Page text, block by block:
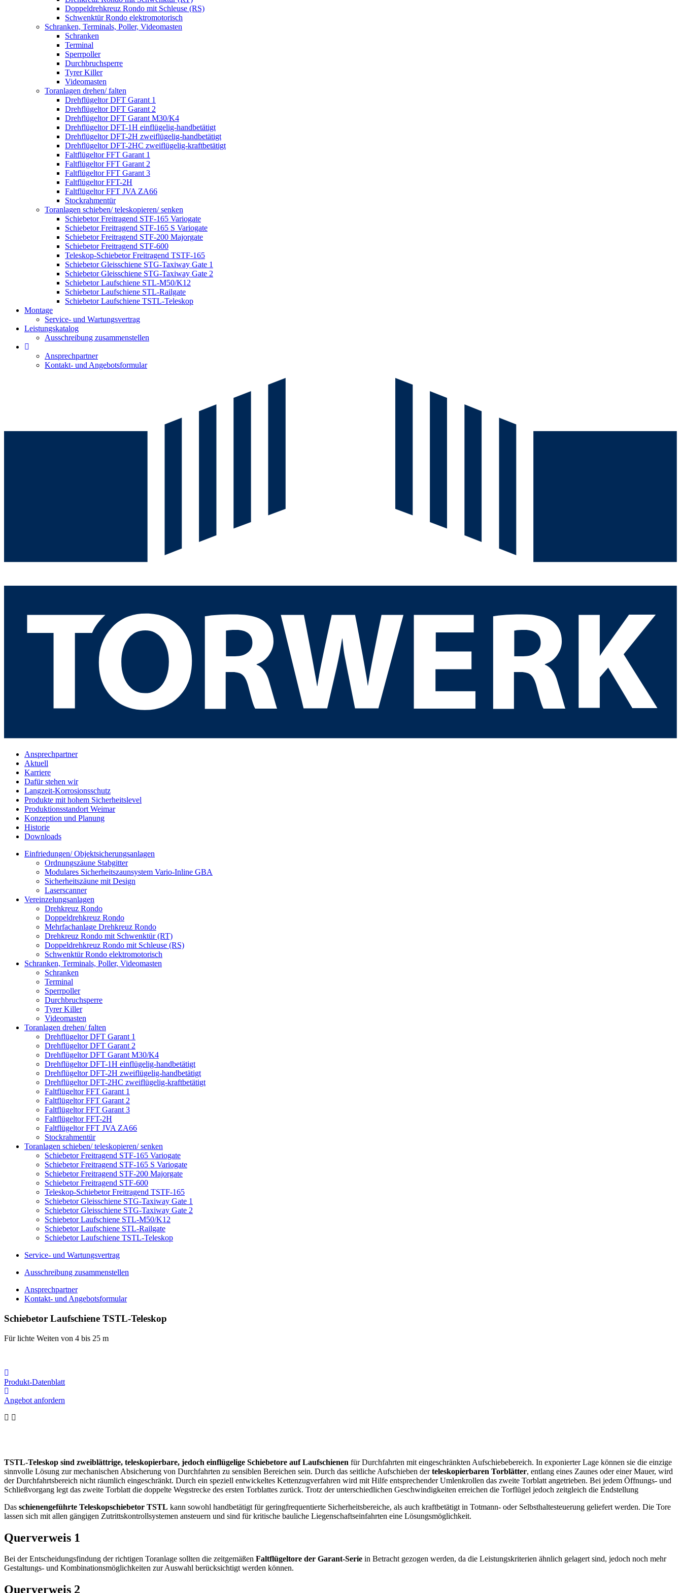
Doppeldrehkreuz Rondo mit Schleuse (RS)
Schwenktür Rondo elektromotorisch
Schranken, Terminals, Poller, Videomasten
Schranken
Terminal
Sperrpoller
Durchbruchsperre
Tyrer Killer
Videomasten
Toranlagen drehen/ falten
Drehflügeltor DFT Garant 1
Drehflügeltor DFT Garant 2
Drehflügeltor DFT Garant M30/K4
Drehflügeltor DFT-1H einflügelig-handbetätigt
Drehflügeltor DFT-2H zweiflügelig-handbetätigt
Drehflügeltor DFT-2HC zweiflügelig-kraftbetätigt
Faltflügeltor FFT Garant 1
Faltflügeltor FFT Garant 2
Faltflügeltor FFT Garant 3
Faltflügeltor FFT-2H
Faltflügeltor FFT JVA ZA66
Stockrahmentür
Toranlagen schieben/ teleskopieren/ senken
Schiebetor Freitragend STF-165 Variogate
Schiebetor Freitragend STF-165 S Variogate
Schiebetor Freitragend STF-200 Majorgate
Schiebetor Freitragend STF-600
Teleskop-Schiebetor Freitragend TSTF-165
Schiebetor Gleisschiene STG-Taxiway Gate 1
Schiebetor Gleisschiene STG-Taxiway Gate 2
Schiebetor Laufschiene STL-M50/K12
Schiebetor Laufschiene STL-Railgate
Schiebetor Laufschiene TSTL-Teleskop
Montage
Service- und Wartungsvertrag
Leistungskatalog
Ausschreibung zusammenstellen
Ansprechpartner
Kontakt- und Angebotsformular
Ansprechpartner
Aktuell
Karriere
Dafür stehen wir
Langzeit-Korrosionsschutz
Produkte mit hohem Sicherheitslevel
Produktionsstandort Weimar
Konzeption und Planung
Historie
Downloads
Einfriedungen/ Objektsicherungsanlagen
Ordnungszäune Stabgitter
Modulares Sicherheitszaunsystem Vario-Inline GBA
Sicherheitszäune mit Design
Laserscanner
Vereinzelungsanlagen
Drehkreuz Rondo
Doppeldrehkreuz Rondo
Mehrfachanlage Drehkreuz Rondo
Drehkreuz Rondo mit Schwenktür (RT)
Doppeldrehkreuz Rondo mit Schleuse (RS)
Schwenktür Rondo elektromotorisch
Schranken, Terminals, Poller, Videomasten
Schranken
Terminal
Sperrpoller
Durchbruchsperre
Tyrer Killer
Videomasten
Toranlagen drehen/ falten
Drehflügeltor DFT Garant 1
Drehflügeltor DFT Garant 2
Drehflügeltor DFT Garant M30/K4
Drehflügeltor DFT-1H einflügelig-handbetätigt
Drehflügeltor DFT-2H zweiflügelig-handbetätigt
Drehflügeltor DFT-2HC zweiflügelig-kraftbetätigt
Faltflügeltor FFT Garant 1
Faltflügeltor FFT Garant 2
Faltflügeltor FFT Garant 3
Faltflügeltor FFT-2H
Faltflügeltor FFT JVA ZA66
Stockrahmentür
Toranlagen schieben/ teleskopieren/ senken
Schiebetor Freitragend STF-165 Variogate
Schiebetor Freitragend STF-165 S Variogate
Schiebetor Freitragend STF-200 Majorgate
Schiebetor Freitragend STF-600
Teleskop-Schiebetor Freitragend TSTF-165
Schiebetor Gleisschiene STG-Taxiway Gate 1
Schiebetor Gleisschiene STG-Taxiway Gate 2
Schiebetor Laufschiene STL-M50/K12
Schiebetor Laufschiene STL-Railgate
Schiebetor Laufschiene TSTL-Teleskop
Service- und Wartungsvertrag
Ausschreibung zusammenstellen
Ansprechpartner
Kontakt- und Angebotsformular
Schiebetor Laufschiene TSTL-Teleskop
Für lichte Weiten von 4 bis 25 m
Produkt-Datenblatt
Angebot anfordern
TSTL-Teleskop sind zweiblättrige, teleskopierbare, jedoch einflügelige Schiebetore auf Laufschienen für Durchfahrten mit eingeschränkten Aufschiebebereich. In exponierter Lage können sie die einzige
sinnvolle Lösung zur mechanischen Absicherung von Durchfahrten zu sensiblen Bereichen sein. Durch das seitliche Aufschieben derteleskopierbaren Torblätter, entlang eines Zaunes oder einer Mauer, wird
der Durchfahrtsbereich nicht räumlich eingeschränkt. Durch ein speziell entwickeltes Kettenzugverfahren wird mit Hilfe entsprechender Umlenkrollen das zweite Torblatt angetrieben. Bei jedem Öffnungs- und
Schließvorgang legt das zweite Torblatt die doppelte Wegstrecke des ersten Torblattes zurück. Trotz der unterschiedlichen Geschwindigkeiten erreichen die Torflügel jedoch zeitgleich die Endstellung
Das schienengeführte Teleskopschiebetor TSTL kann sowohl handbetätigt für geringfrequentierte Sicherheitsbereiche, als auch kraftbetätigt in Totmann- oder Selbsthaltesteuerung geliefert werden. Die Tore
lassen sich mit allen gängigen Zutrittskontrollsystemen ansteuern und sind für kritische bauliche Liegenschaftseinfahrten eine Lösungsmöglichkeit.
Querverweis 1
Bei der Entscheidungsfindung der richtigen Toranlage sollten die zeitgemäßen Faltflügeltore der Garant-Serie in Betracht gezogen werden, da die Leistungskriterien ähnlich gelagert sind, jedoch noch mehr
Gestaltungs- und Kombinationsmöglichkeiten zur Auswahl berücksichtigt werden können.
Querverweis 2